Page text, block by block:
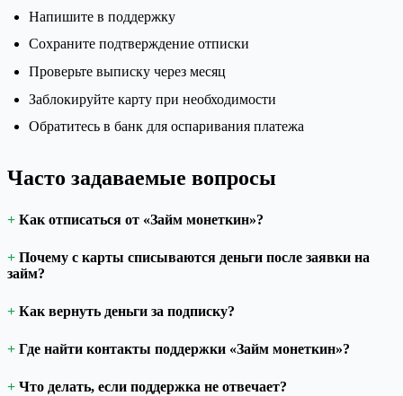
Напишите в поддержку
Сохраните подтверждение отписки
Проверьте выписку через месяц
Заблокируйте карту при необходимости
Обратитесь в банк для оспаривания платежа
Часто задаваемые вопросы
Как отписаться от «Займ монеткин»?
Почему с карты списываются деньги после заявки на
займ?
Как вернуть деньги за подписку?
Где найти контакты поддержки «Займ монеткин»?
Что делать, если поддержка не отвечает?